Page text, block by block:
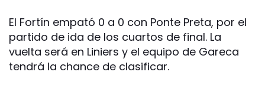
El Fortín empató 0 a 0 con Ponte Preta, por el
partido de ida de los cuartos de final. La
vuelta será en Liniers y el equipo de Gareca
tendrá la chance de clasificar.